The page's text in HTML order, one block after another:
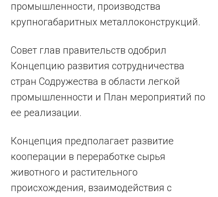
промышленности, производства
крупногабаритных металлоконструкций.
Совет глав правительств одобрил
Концепцию развития сотрудничества
стран Содружества в области легкой
промышленности и План мероприятий по
ее реализации.
Концепция предполагает развитие
кооперации в переработке сырья
животного и растительного
происхождения, взаимодействия с